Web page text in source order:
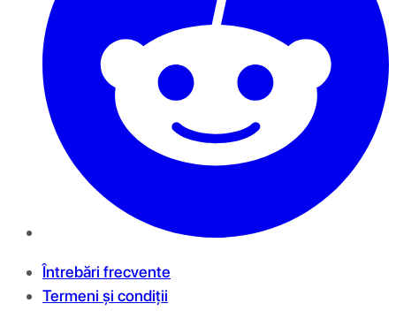
Întrebări frecvente
Termeni și condiții